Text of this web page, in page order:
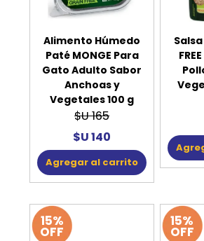
Alimento Húmedo
Paté MONGE Para
Gato Adulto Sabor
Anchoas y
Vegetales 100 g
$U 165
$U 140
Agregar al carrito
Salsa
15%
OFF
15%
OFF